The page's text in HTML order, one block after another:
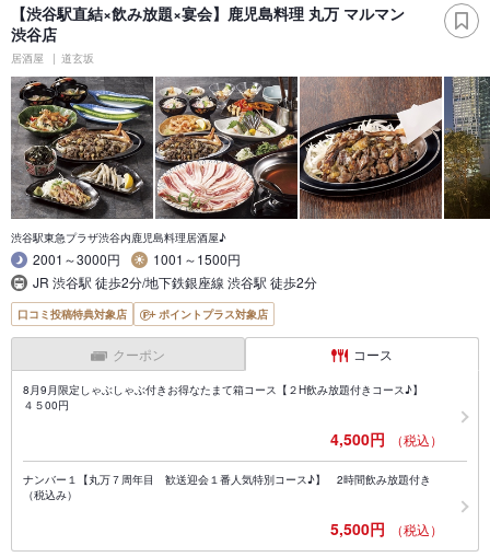
【渋谷駅直結×飲み放題×宴会】鹿児島料理 丸万 マルマン
渋谷店
居酒屋 道玄坂
渋谷駅東急プラザ渋谷内鹿児島料理居酒屋♪
2001～3000円
1001～1500円
JR 渋谷駅 徒歩2分/地下鉄銀座線 渋谷駅 徒歩2分
口コミ投稿特典対象店 ポイントプラス対象店
クーポン コース
8月9月限定しゃぶしゃぶ付きお得なたまて箱コース【２H飲み放題付きコース♪】
４５00円
4,500円 （税込）
ナンバー１【丸万７周年目 歓送迎会１番人気特別コース♪】 2時間飲み放題付き
（税込み）
5,500円 （税込）